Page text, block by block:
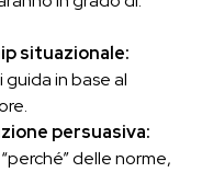
situazionale:
in base al
persuasiva:
delle norme,